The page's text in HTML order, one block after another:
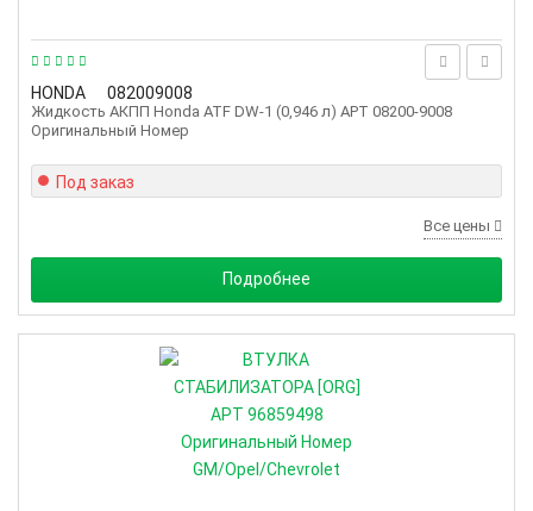
HONDA 082009008
Жидкость АКПП Honda ATF DW-1 (0,946 л) АРТ 08200-9008
Оригинальный Номер
Под заказ
Все цены
Подробнее